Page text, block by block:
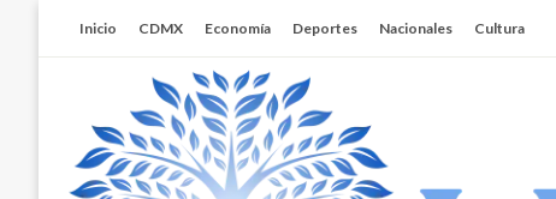
Inicio CDMX Economía Deportes Nacionales Cultura